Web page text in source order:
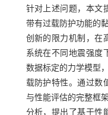
针对上述问题，本文
带有过载防护功能的
创新的限力机制，在
系统在不同地震强度
数据标定的力学模型
载防护特性。通过数
与性能评估的完整框
分析，提出了基于性